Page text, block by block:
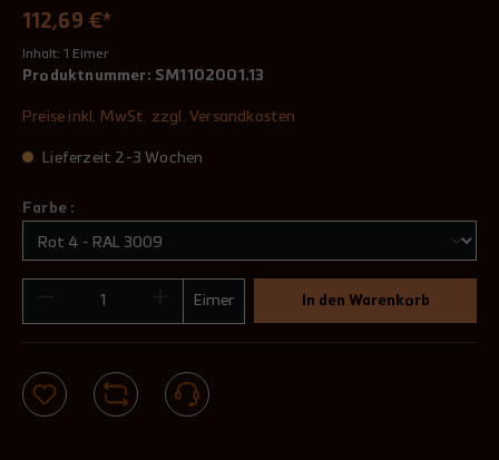
112,69 €*
Inhalt: 1 Eimer
Produktnummer: SM1102001.13
Preise inkl. MwSt. zzgl. Versandkosten
Lieferzeit 2-3 Wochen
Farbe :
Eimer In den Warenkorb